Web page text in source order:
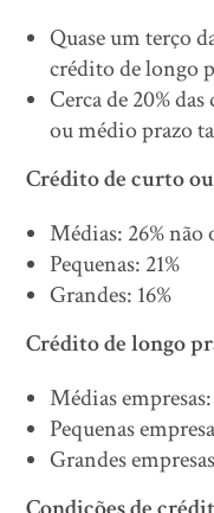
Quase um terço
crédito de longo
Cerca de 20%
ou médio prazo
Crédito de curto
Médias: 26%
Pequenas: 21%
Grandes: 16%
Crédito de longo
Médias
Pequenas
Grandes